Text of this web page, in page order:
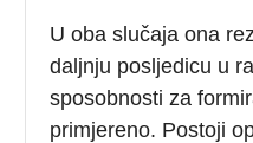
U oba slučaja ona
daljnju posljedicu u
sposobnosti za
primjereno. Postoji